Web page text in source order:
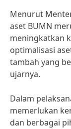
Menurut
aset BUMN
meningkatkan
optimalisasi
tambah yang
ujarnya.
Dalam
memerlukan
dan berbagai